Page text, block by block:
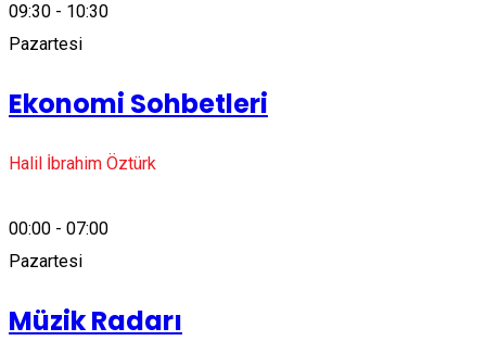
09:30 - 10:30
Pazartesi
Ekonomi Sohbetleri
Halil İbrahim Öztürk
00:00 - 07:00
Pazartesi
Müzik Radarı